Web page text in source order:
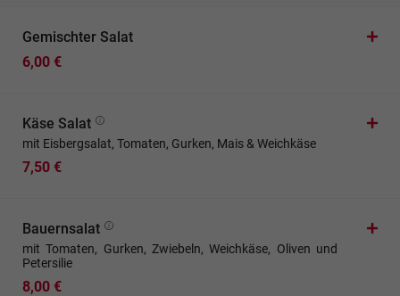
Gemischter Salat
6,00 €
Käse Salat
mit Eisbergsalat, Tomaten, Gurken, Mais & Weichkäse
7,50 €
Bauernsalat
mit Tomaten, Gurken, Zwiebeln, Weichkäse, Oliven und
Petersilie
8,00 €